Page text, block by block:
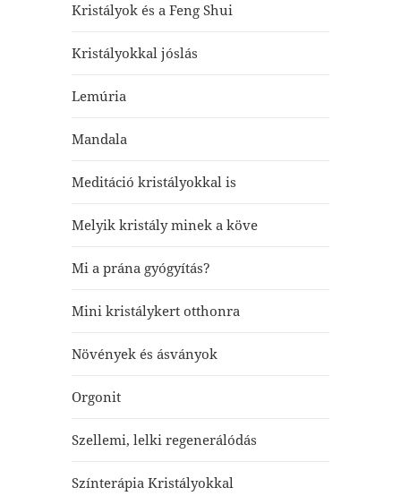
Kristályok és a Feng Shui
Kristályokkal jóslás
Lemúria
Mandala
Meditáció kristályokkal is
Melyik kristály minek a köve
Mi a prána gyógyítás?
Mini kristálykert otthonra
Növények és ásványok
Orgonit
Szellemi, lelki regenerálódás
Színterápia Kristályokkal